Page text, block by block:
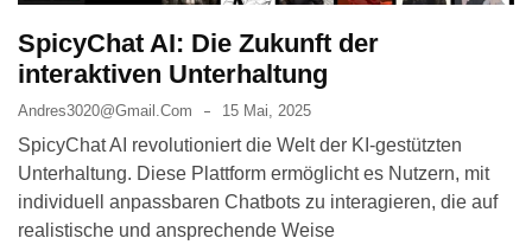
SpicyChat AI: Die Zukunft der
interaktiven Unterhaltung
Andres3020@gmail.com 15 Mai, 2025
SpicyChat AI revolutioniert die Welt der KI-gestützten
Unterhaltung. Diese Plattform ermöglicht es Nutzern, mit
individuell anpassbaren Chatbots zu interagieren, die auf
realistische und ansprechende Weise